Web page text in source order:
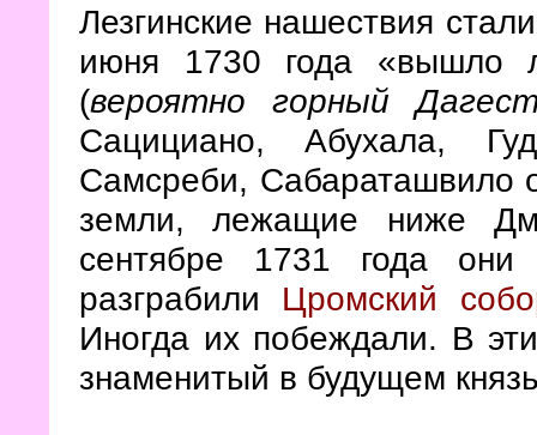
Лезгинские нашествия
июня 1730 года «вышло
(вероятно горный
Сацициано, Абухала,
Самсреби, Сабараташвило
земли, лежащие ниже
сентябре 1731 года они
разграбили Цромский
Иногда их побеждали. В
знаменитый в будущем